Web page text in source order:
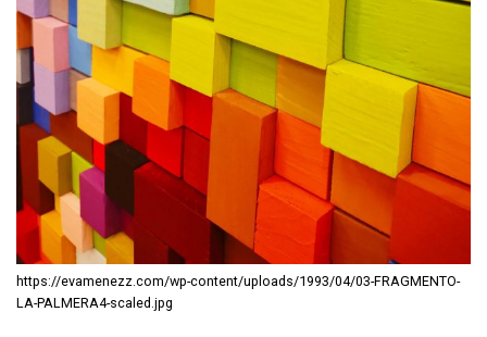
https://evamenezz.com/wp-content/uploads/1993/04/03-FRAGMENTO-
LA-PALMERA4-scaled.jpg